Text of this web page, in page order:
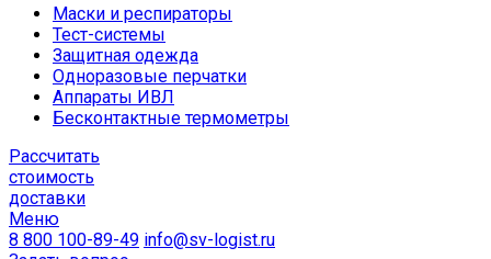
Маски и респираторы
Тест-системы
Защитная одежда
Одноразовые перчатки
Аппараты ИВЛ
Бесконтактные термометры
Расcчитать
стоимость
доставки
Меню
8 800 100-89-49 info@sv-logist.ru